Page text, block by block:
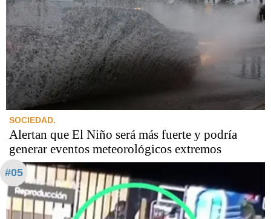
SOCIEDAD.
Alertan que El Niño será más fuerte y podría
generar eventos meteorológicos extremos
#05